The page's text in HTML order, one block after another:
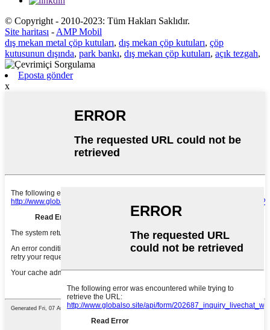
© Copyright - 2010-2023: Tüm Hakları Saklıdır.
Site haritası - AMP Mobil
dış mekan metal çöp kutuları, dış mekan çöp kutuları, çöp
kutusunun dışında, park bankı, dış mekan çöp kutuları, açık tezgah,
Eposta gönder
x